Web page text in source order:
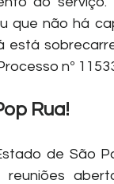
que não há
nº
Rua!
de São
reuniões